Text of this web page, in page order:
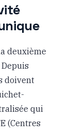
deuxième
doivent
qui
(Centres